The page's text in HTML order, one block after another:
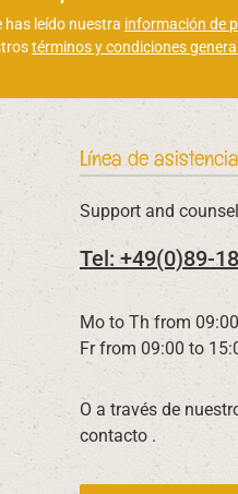
has leído nuestra información de
términos y condiciones
Línea de asistencia
Support and
Tel: +49(0)89-
Mo to Th from
Fr from 09:00 to
O a través de
contacto .